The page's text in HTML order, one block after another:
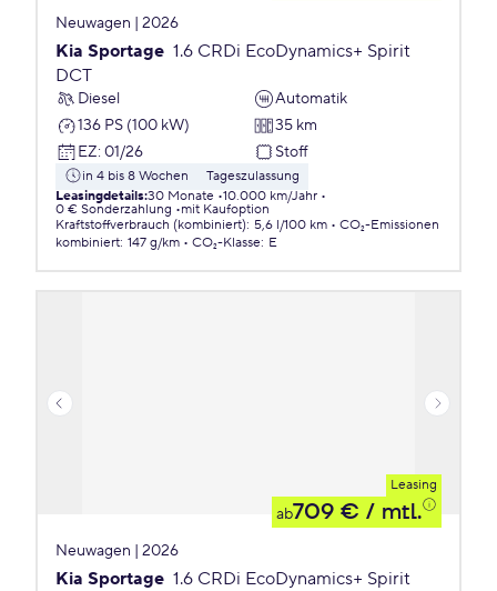
Neuwagen | 2026
Kia Sportage 1.6 CRDi EcoDynamics+ Spirit
DCT
Diesel
Automatik
136 PS (100 kW)
35 km
EZ: 01/26 Stoff
in 4 bis 8 Wochen
Tageszulassung
Leasingdetails:30 Monate 10.000 km/Jahr
0 € Sonderzahlung
mit Kaufoption
Kraftstoffverbrauch (kombiniert): 5,6 l/100 km
CO₂-Emissionen
kombiniert: 147 g/km CO₂-Klasse: E
Leasing
ab709 € / mtl.
Neuwagen | 2026
Kia Sportage 1.6 CRDi EcoDynamics+ Spirit